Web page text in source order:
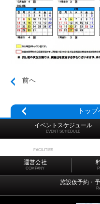
前へ
トッ
イベントスケジュール
EVENT SCHEDULE
FACILITIES
運営会社
COMPANY
施設仮予約・